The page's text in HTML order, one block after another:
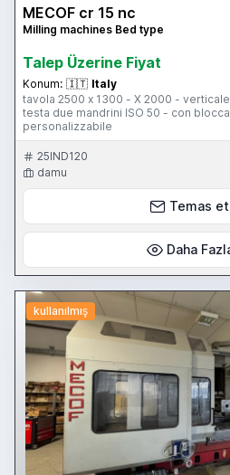
MECOF cr 15 nc
Milling machines Bed type
Talep Üzerine Fiyat
Konum: 🇮🇹 Italy
tavola 2500 x 1300 - X 2000 -
testa due mandrini ISO 50 - con
personalizzabile
25IND120
damu
Temas
Daha
kullanılmış